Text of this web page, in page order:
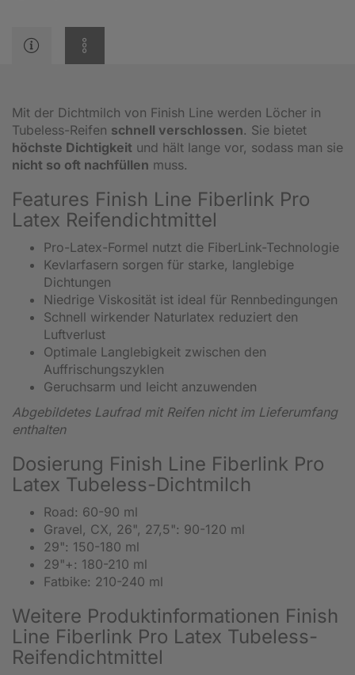
Mit der Dichtmilch von Finish Line werden Löcher in
Tubeless-Reifen schnell verschlossen. Sie bietet
höchste Dichtigkeit und hält lange vor, sodass man sie
nicht so oft nachfüllen muss.
Features Finish Line Fiberlink Pro
Latex Reifendichtmittel
Pro-Latex-Formel nutzt die FiberLink-Technologie
Kevlarfasern sorgen für starke, langlebige
Dichtungen
Niedrige Viskosität ist ideal für Rennbedingungen
Schnell wirkender Naturlatex reduziert den
Luftverlust
Optimale Langlebigkeit zwischen den
Auffrischungszyklen
Geruchsarm und leicht anzuwenden
Abgebildetes Laufrad mit Reifen nicht im Lieferumfang
enthalten
Dosierung Finish Line Fiberlink Pro
Latex Tubeless-Dichtmilch
Road: 60-90 ml
Gravel, CX, 26", 27,5": 90-120 ml
29": 150-180 ml
29"+: 180-210 ml
Fatbike: 210-240 ml
Weitere Produktinformationen Finish
Line Fiberlink Pro Latex Tubeless-
Reifendichtmittel